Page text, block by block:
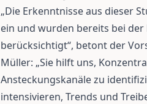
„Die Erkenntnisse aus dieser
ein und wurden bereits bei
berücksichtigt“, betont der
Müller: „Sie hilft uns,
Ansteckungskanäle zu
intensivieren, Trends und